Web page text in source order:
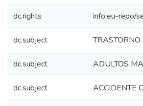
dc.rights info:eu-repo/
dc.subject
dc.subject ADULTOS
dc.subject ACCIDENTE